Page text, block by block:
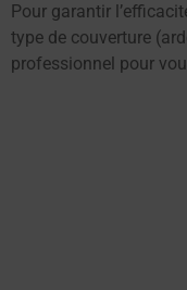
Pour garantir
type de couverture
professionnel pour